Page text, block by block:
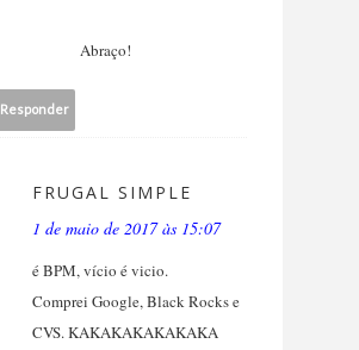
Abraço!
Responder
FRUGAL SIMPLE
1 de maio de 2017 às 15:07
é BPM, vício é vicio.
Comprei Google, Black Rocks e
CVS. KAKAKAKAKAKAKA